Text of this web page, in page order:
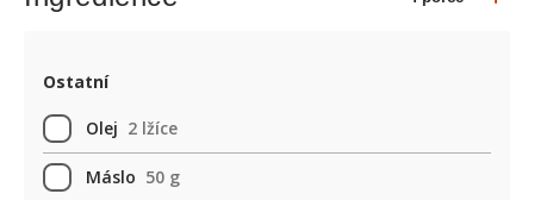
Ostatní
Olej 2 lžíce
Máslo 50 g